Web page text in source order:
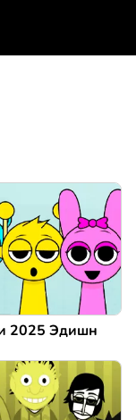
2025 Эдишн